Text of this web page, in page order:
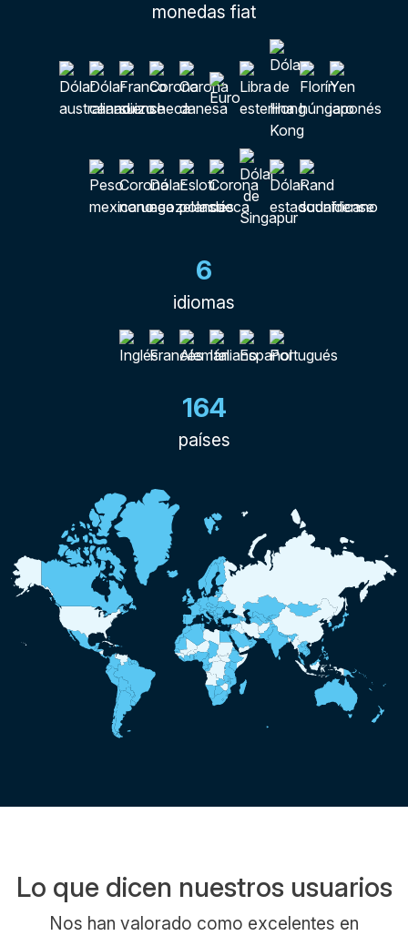
monedas fiat
6
idiomas
164
países
Lo que dicen nuestros usuarios
Nos han valorado como excelentes en